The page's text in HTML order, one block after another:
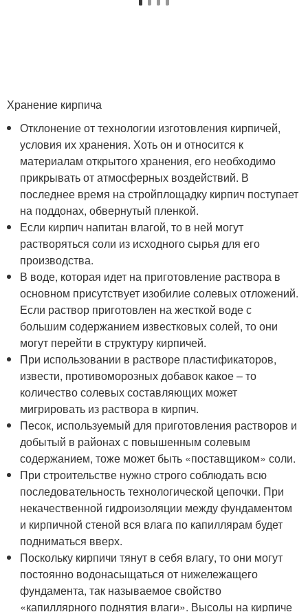
Хранение кирпича
Отклонение от технологии изготовления кирпичей,
условия их хранения. Хоть он и относится к
материалам открытого хранения, его необходимо
прикрывать от атмосферных воздействий. В
последнее время на стройплощадку кирпич поступает
на поддонах, обвернутый пленкой.
Если кирпич напитан влагой, то в ней могут
растворяться соли из исходного сырья для его
производства.
В воде, которая идет на приготовление раствора в
основном присутствует изобилие солевых отложений.
Если раствор приготовлен на жесткой воде с
большим содержанием известковых солей, то они
могут перейти в структуру кирпичей.
При использовании в растворе пластификаторов,
извести, противоморозных добавок какое – то
количество солевых составляющих может
мигрировать из раствора в кирпич.
Песок, используемый для приготовления растворов и
добытый в районах с повышенным солевым
содержанием, тоже может быть «поставщиком» соли.
При строительстве нужно строго соблюдать всю
последовательность технологической цепочки. При
некачественной гидроизоляции между фундаментом
и кирпичной стеной вся влага по капиллярам будет
подниматься вверх.
Поскольку кирпичи тянут в себя влагу, то они могут
постоянно водонасыщаться от нижележащего
фундамента, так называемое свойство
«капиллярного поднятия влаги». Высолы на кирпиче